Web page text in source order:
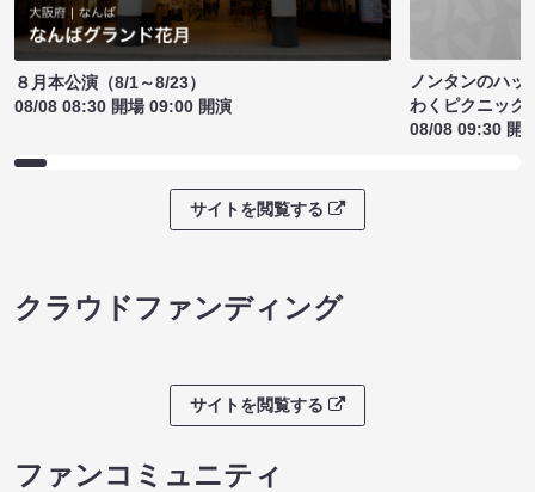
８月本公演（8/1～8/23）
08/08 08:30 開場 09:00 開演
ノンタンのハッ
わくピクニック
08/08 09:30 開
サイトを閲覧する
クラウドファンディング
サイトを閲覧する
ファンコミュニティ